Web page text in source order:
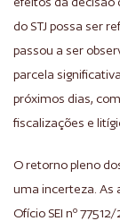
do STJ possa ser
passou a ser
parcela
próximos dias,
fiscalizações e
O retorno pleno
uma incerteza. As
Ofício SEI nº